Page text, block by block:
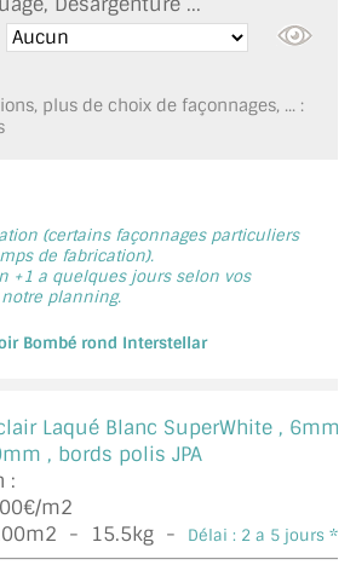
EN MOZAÏQUE
DE BAIN
DE SPORT
DE DANSE
(SÉCURIT)
plus de choix de façonnages, ... :
(certains façonnages particuliers
de fabrication).
+1 a quelques jours selon vos
planning.
Bombé rond Interstellar
Laqué Blanc SuperWhite , 6mm,
, bords polis JPA
:
m2
m2 - 15.5kg - Délai : 2 a 5 jours *